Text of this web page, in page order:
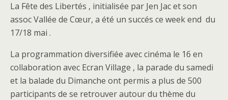
La Fête des Libertés , initialisée par Jen Jac et son
assoc Vallée de Cœur, a été un succés ce week end du
17/18 mai .
La programmation diversifiée avec cinéma le 16 en
collaboration avec Ecran Village , la parade du samedi
et la balade du Dimanche ont permis a plus de 500
participants de se retrouver autour du thème du